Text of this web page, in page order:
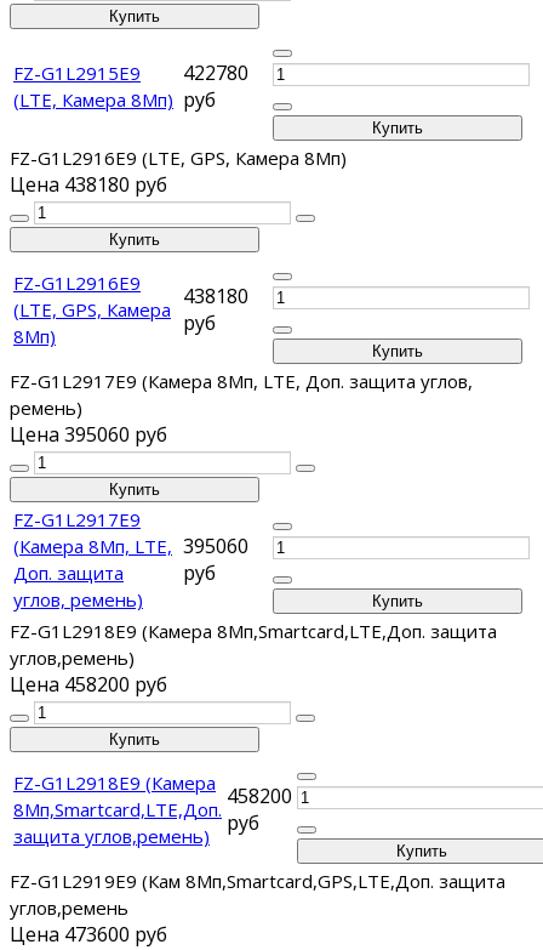
FZ-G1L2915E9
(LTE, Камера 8Мп)
422780
руб
FZ-G1L2916E9 (LTE, GPS, Камера 8Мп)
Цена 438180 руб
FZ-G1L2916E9
(LTE, GPS, Камера
8Мп)
438180
руб
FZ-G1L2917E9 (Камера 8Мп, LTE, Доп. защита углов,
ремень)
Цена 395060 руб
FZ-G1L2917E9
(Камера 8Мп, LTE,
Доп. защита
углов, ремень)
395060
руб
FZ-G1L2918E9 (Камера 8Мп,Smartcard,LTE,Доп. защита
углов,ремень)
Цена 458200 руб
FZ-G1L2918E9 (Камера
8Мп,Smartcard,LTE,Доп.
защита углов,ремень)
458200
руб
FZ-G1L2919E9 (Кам 8Мп,Smartcard,GPS,LTE,Доп. защита
углов,ремень
Цена 473600 руб